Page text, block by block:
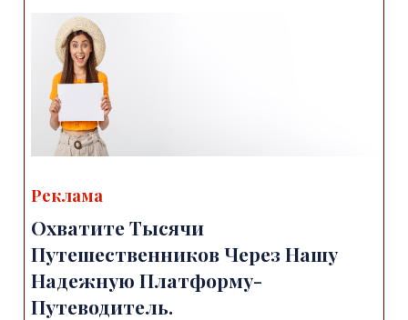
Реклама
Охватите Тысячи
Путешественников Через Нашу
Надежную Платформу-
Путеводитель.